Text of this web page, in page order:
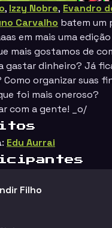
, Izzy Nobre, Evandro
Carvalho batem um
em mais uma
mais gostamos de
gastar dinheiro? Já
organizar suas
foi mais oneroso?
com a gente! _o/
: Edu Aurrai
Filho